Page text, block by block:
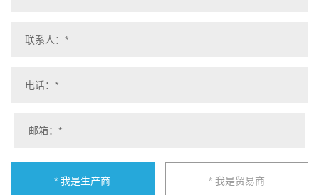
* 我是生产商 * 我是贸易商